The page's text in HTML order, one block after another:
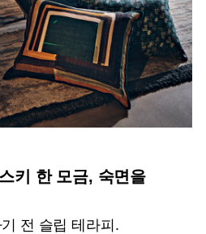
키 한 모금, 숙면을
전 슬립 테라피.